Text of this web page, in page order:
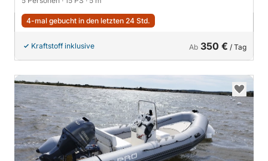
4-mal gebucht in den letzten 24 Std.
Kraftstoff inklusive Ab 350 € / Tag